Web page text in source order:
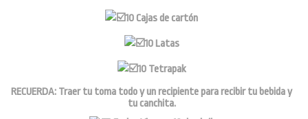
10 Cajas de cartón
10 Latas
10 Tetrapak
RECUERDA: Traer tu toma todo y un recipiente para recibir tu bebida y
tu canchita.